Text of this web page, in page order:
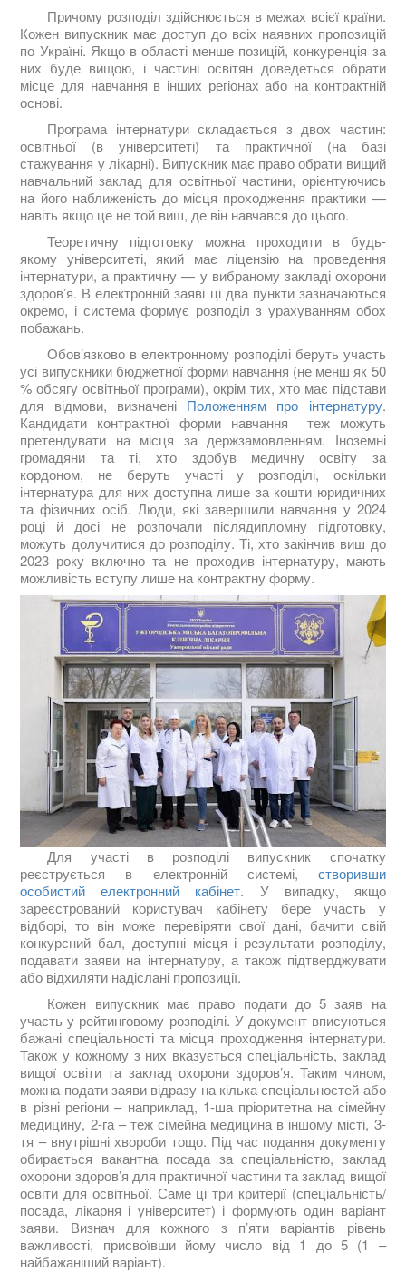
Причому розподіл здійснюється в межах всієї країни.
Кожен випускник має доступ до всіх наявних пропозицій
по Україні. Якщо в області менше позицій, конкуренція за
них буде вищою, і частині освітян доведеться обрати
місце для навчання в інших регіонах або на контрактній
основі.
Програма інтернатури складається з двох частин:
освітньої (в університеті) та практичної (на базі
стажування у лікарні). Випускник має право обрати вищий
навчальний заклад для освітньої частини, орієнтуючись
на його наближеність до місця проходження практики —
навіть якщо це не той виш, де він навчався до цього.
Теоретичну підготовку можна проходити в будь-
якому університеті, який має ліцензію на проведення
інтернатури, а практичну — у вибраному закладі охорони
здоров’я. В електронній заяві ці два пункти зазначаються
окремо, і система формує розподіл з урахуванням обох
побажань.
Обов’язково в електронному розподілі беруть участь
усі випускники бюджетної форми навчання (не менш як 50
% обсягу освітньої програми), окрім тих, хто має підстави
для відмови, визначені Положенням про інтернатуру.
Кандидати контрактної форми навчання теж можуть
претендувати на місця за держзамовленням. Іноземні
громадяни та ті, хто здобув медичну освіту за
кордоном, не беруть участі у розподілі, оскільки
інтернатура для них доступна лише за кошти юридичних
та фізичних осіб. Люди, які завершили навчання у 2024
році й досі не розпочали післядипломну підготовку,
можуть долучитися до розподілу. Ті, хто закінчив виш до
2023 року включно та не проходив інтернатуру, мають
можливість вступу лише на контрактну форму.
Для участі в розподілі випускник спочатку
реєструється в електронній системі, створивши
особистий електронний кабінет. У випадку, якщо
зареєстрований користувач кабінету бере участь у
відборі, то він може перевіряти свої дані, бачити свій
конкурсний бал, доступні місця і результати розподілу,
подавати заяви на інтернатуру, а також підтверджувати
або відхиляти надіслані пропозиції.
Кожен випускник має право подати до 5 заяв на
участь у рейтинговому розподілі. У документ вписуються
бажані спеціальності та місця проходження інтернатури.
Також у кожному з них вказується спеціальність, заклад
вищої освіти та заклад охорони здоров’я. Таким чином,
можна подати заяви відразу на кілька спеціальностей або
в різні регіони – наприклад, 1-ша пріоритетна на сімейну
медицину, 2-га – теж сімейна медицина в іншому місті, 3-
тя – внутрішні хвороби тощо. Під час подання документу
обирається вакантна посада за спеціальністю, заклад
охорони здоров’я для практичної частини та заклад вищої
освіти для освітньої. Саме ці три критерії (спеціальність/
посада, лікарня і університет) і формують один варіант
заяви. Визнач для кожного з п’яти варіантів рівень
важливості, присвоївши йому число від 1 до 5 (1 –
найбажаніший варіант).